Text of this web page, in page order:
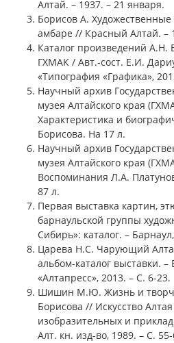
Алтай. – 1937. – 21 января.
Борисов А.
амбаре // Красный Алтай. –
Каталог произведений А.Н.
ГХМАК / Авт.-сост. Е.И.
«Типография «Графика»,
Научный архив
музея Алтайского края
Характеристика и
Борисова. На 17 л.
Научный архив
музея Алтайского края
Воспоминания Л.А.
87 л.
Первая выставка картин,
барнаульской группы
Сибирь»: каталог. –
Царева Н.С. Чарующий
альбом-каталог выставки.
«Алтапресс», 2013. – С. 6-23.
Шишин М.Ю. Жизнь и
Борисова // Искусство
изобразительных и
Алт. кн. изд-во, 1989. – С.